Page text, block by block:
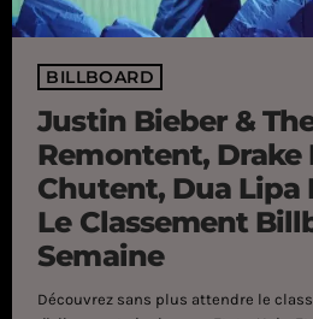
BILLBOARD
Justin Bieber &
Remontent, Drake
Chutent, Dua Lipa
Le Classement
Semaine
Découvrez sans plus attendre le